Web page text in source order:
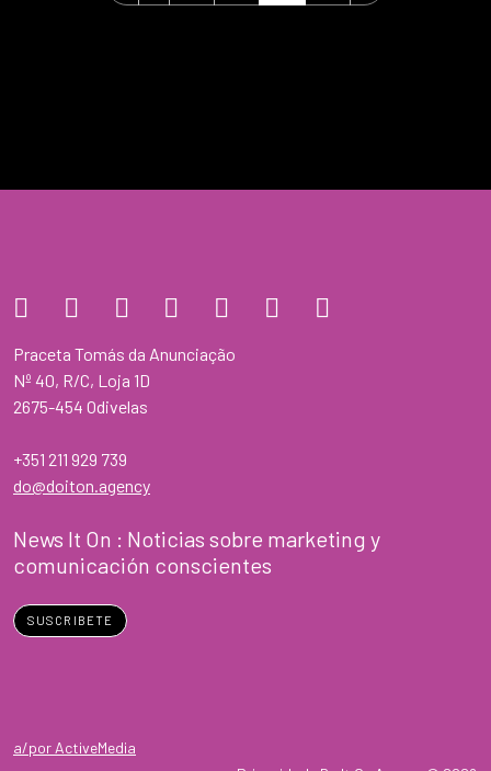
Praceta Tomás da Anunciação
Nº 40, R/C, Loja 1D
2675-454 Odivelas
+351 211 929 739
do@doiton.agency
News It On : Noticias sobre marketing y
comunicación conscientes
SUSCRIBETE
a/por ActiveMedia